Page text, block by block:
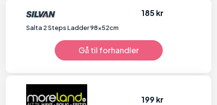
Salta 2 Steps Ladder 98x52cm
185 kr
Gå til forhandler
199 kr